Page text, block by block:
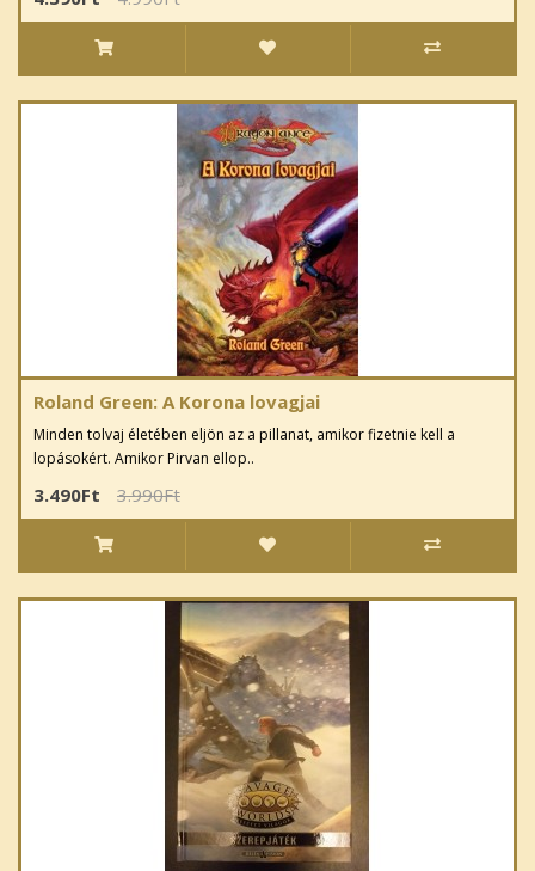
Roland Green: A Korona lovagjai
Minden tolvaj életében eljön az a pillanat, amikor fizetnie kell a
lopásokért. Amikor Pirvan ellop..
3.490Ft 3.990Ft